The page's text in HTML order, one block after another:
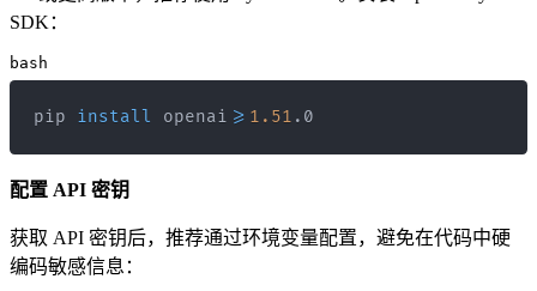
SDK：
bash
pip install openai >= 1.51 .0
配置 API 密钥
获取 API 密钥后，推荐通过环境变量配置，避免在代码中硬
编码敏感信息：